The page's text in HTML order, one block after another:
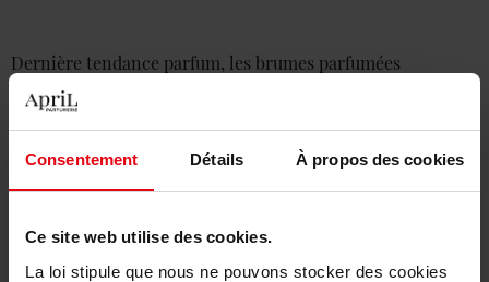
Consentement Détails À propos des cookies
Ce site web utilise des cookies.
La loi stipule que nous ne pouvons stocker des cookies
Dernière tendance parfum, les brumes parfumées
Légères et rafraîchissantes, les brumes corporelles sont